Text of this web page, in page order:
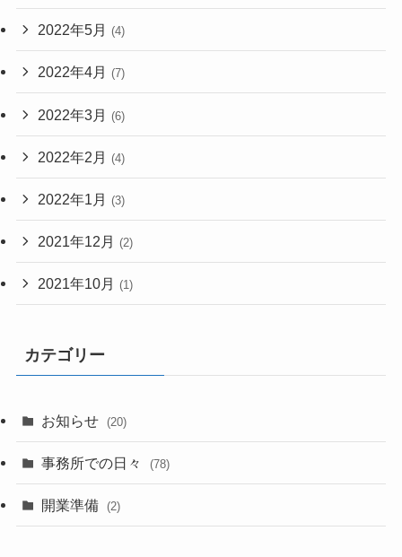
2022年5月 (4)
2022年4月 (7)
2022年3月 (6)
2022年2月 (4)
2022年1月 (3)
2021年12月 (2)
2021年10月 (1)
カテゴリー
お知らせ (20)
事務所での日々 (78)
開業準備 (2)